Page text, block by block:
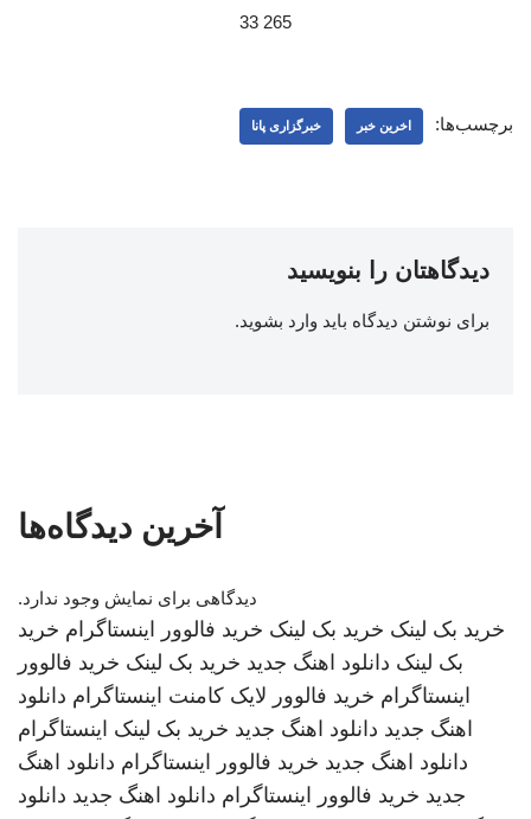
265 33
برچسب‌ها: اخرین خبر خبرگزاری پانا
دیدگاهتان را بنویسید
برای نوشتن دیدگاه باید وارد بشوید.
آخرین دیدگاه‌ها
دیدگاهی برای نمایش وجود ندارد.
خرید بک لینک خرید بک لینک خرید فالوور اینستاگرام خرید
بک لینک دانلود اهنگ جدید خرید بک لینک خرید فالوور
اینستاگرام خرید فالوور لایک کامنت اینستاگرام دانلود
اهنگ جدید دانلود اهنگ جدید خرید بک لینک اینستاگرام
دانلود اهنگ جدید خرید فالوور اینستاگرام دانلود اهنگ
جدید خرید فالوور اینستاگرام دانلود اهنگ جدید دانلود